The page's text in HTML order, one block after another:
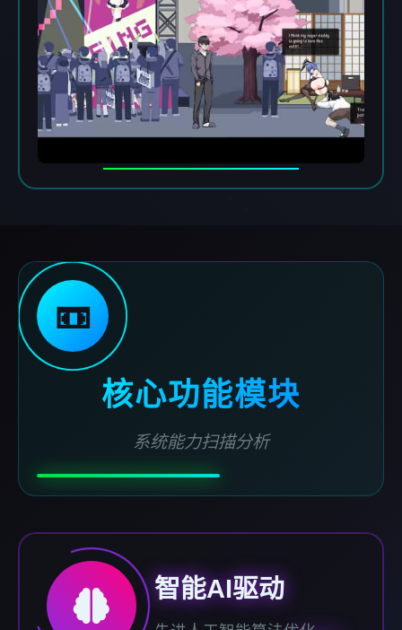
📼
核心功能模块
系统能力扫描分析
智能AI驱动